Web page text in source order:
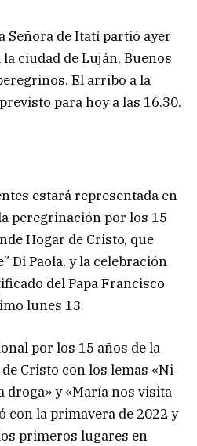
Señora de Itatí partió ayer
ciudad de Luján, Buenos
El arribo a la
para hoy a las 16.30.
estará representada en
peregrinación por los 15
Hogar de Cristo, que
Di Paola, y la celebración
del Papa Francisco
lunes 13.
por los 15 años de la
Cristo con los lemas «Ni
droga» y «María nos visita
con la primavera de 2022 y
primeros lugares en